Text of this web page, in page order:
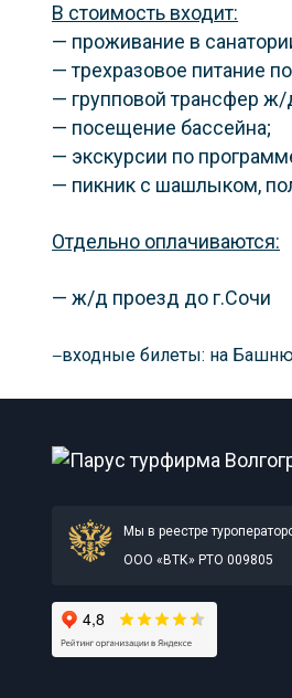
В стоимость входит:
— проживание в
— трехразовое питание
— групповой трансфер
— посещение бассейна;
— экскурсии по
— пикник с шашлыком,
Отдельно оплачиваются:
— ж/д проезд до г.Сочи
—входные билеты: на Башню
Мы в реестре
ООО «ВТК» РТО 009805